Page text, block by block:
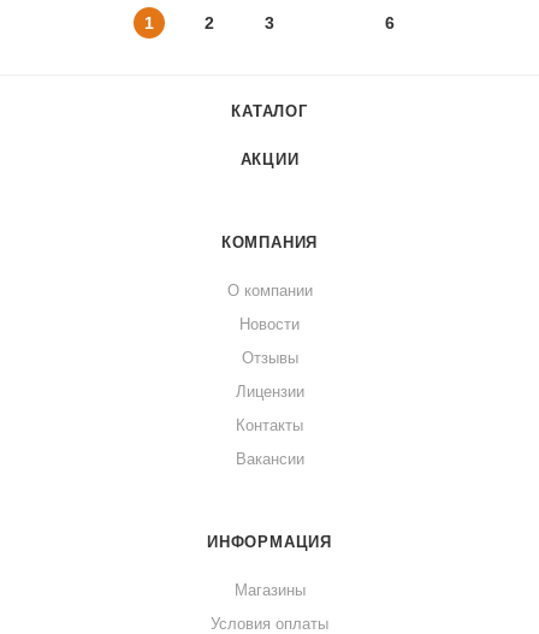
1 2 3 6
КАТАЛОГ
АКЦИИ
КОМПАНИЯ
О компании
Новости
Отзывы
Лицензии
Контакты
Вакансии
ИНФОРМАЦИЯ
Магазины
Условия оплаты